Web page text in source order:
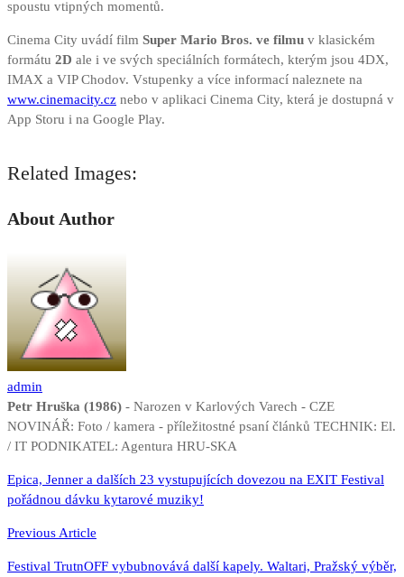
spoustu vtipných momentů.
Cinema City uvádí film Super Mario Bros. ve filmu v klasickém
formátu 2D ale i ve svých speciálních formátech, kterým jsou 4DX,
IMAX a VIP Chodov. Vstupenky a více informací naleznete na
www.cinemacity.cz nebo v aplikaci Cinema City, která je dostupná v
App Storu i na Google Play.
Related Images:
About Author
admin
Petr Hruška (1986) - Narozen v Karlových Varech - CZE
NOVINÁŘ: Foto / kamera - příležitostné psaní článků TECHNIK: El.
/ IT PODNIKATEL: Agentura HRU-SKA
Navigace
pro
příspěvek
Epica, Jenner a dalších 23 vystupujících dovezou na EXIT Festival
pořádnou dávku kytarové muziky!
Previous Article
Festival TrutnOFF vybubnovává další kapely. Waltari, Pražský výběr,